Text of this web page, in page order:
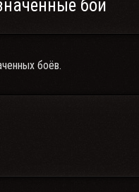
бои
боёв.